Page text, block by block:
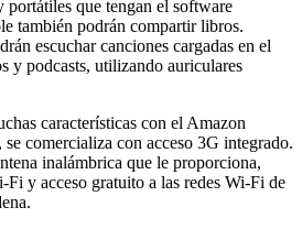
portátiles que tengan el software
también podrán compartir libros.
escuchar canciones cargadas en el
y podcasts, utilizando auriculares
características con el Amazon
comercializa con acceso 3G integrado.
inalámbrica que le proporciona,
y acceso gratuito a las redes Wi-Fi de